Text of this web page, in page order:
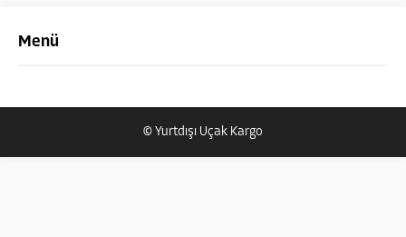
Menü
© Yurtdışı Uçak Kargo